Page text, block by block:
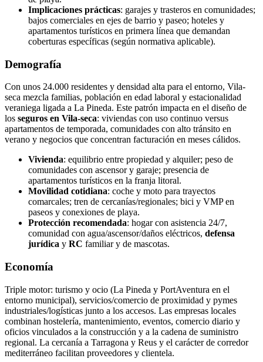
Implicaciones prácticas: garajes y trasteros en comunidades;
bajos comerciales en ejes de barrio y paseo; hoteles y
apartamentos turísticos en primera línea que demandan
coberturas específicas (según normativa aplicable).
Demografía
Con unos 24.000 residentes y densidad alta para el entorno, Vila-
seca mezcla familias, población en edad laboral y estacionalidad
veraniega ligada a La Pineda. Este patrón impacta en el diseño de
los seguros en Vila-seca: viviendas con uso continuo versus
apartamentos de temporada, comunidades con alto tránsito en
verano y negocios que concentran facturación en meses cálidos.
Vivienda: equilibrio entre propiedad y alquiler; peso de
comunidades con ascensor y garaje; presencia de
apartamentos turísticos en la franja litoral.
Movilidad cotidiana: coche y moto para trayectos
comarcales; tren de cercanías/regionales; bici y VMP en
paseos y conexiones de playa.
Protección recomendada: hogar con asistencia 24/7,
comunidad con agua/ascensor/daños eléctricos, defensa
jurídica y RC familiar y de mascotas.
Economía
Triple motor: turismo y ocio (La Pineda y PortAventura en el
entorno municipal), servicios/comercio de proximidad y pymes
industriales/logísticas junto a los accesos. Las empresas locales
combinan hostelería, mantenimiento, eventos, comercio diario y
oficios vinculados a la construcción y a la cadena de suministro
regional. La cercanía a Tarragona y Reus y el carácter de corredor
mediterráneo facilitan proveedores y clientela.